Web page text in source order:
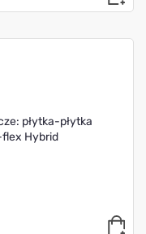
płytka-płytka
Hybrid